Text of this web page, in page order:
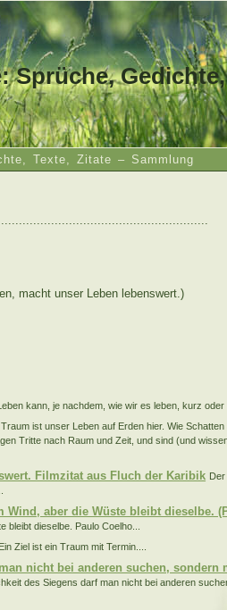
Sprüche,
Texte, Zitate – Sammlung
macht unser Leben lebenswert.)
kann, je nachdem, wie wir es leben, kurz oder
ist unser Leben auf Erden hier. Wie
Tritte nach Raum und Zeit, und sind (und
Filmzitat aus Fluch der Karibik
Wind, aber die Wüste bleibt dieselbe.
dieselbe. Paulo Coelho...
Ein Ziel ist ein Traum mit Termin....
nicht bei anderen suchen, sondern
des Siegens darf man nicht bei anderen